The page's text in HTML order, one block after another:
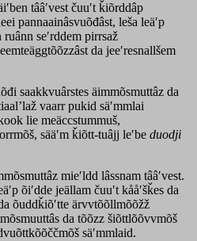
tââʹvest čuuʹt ǩiõrddâp
pannaainâsvuõđâst, leša leäʹp
seʹrddem pirrsaž
da jeeʹresnallšem
saakkvuârstes äimmõsmuttâz da
vaarr pukid säʹmmlai
lie meäccstummuš,
sääʹm ǩiõtt-tuâjj leʹbe duodji
mieʹldd lâssnam tââʹvest.
õiʹdde jeällam čuuʹt kååʹšǩes da
õuddǩiõʹtte ärvvtõõllmõõžž
da tõõzz šiõttlõõvvmõš
säʹmmlaid.